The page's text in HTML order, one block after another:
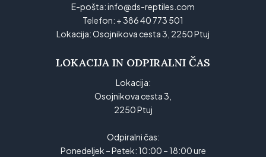
E-pošta:info@ds-reptiles.com
Telefon: + 386 40 773 501
Lokacija:Osojnikova cesta 3, 2250 Ptuj
LOKACIJA IN ODPIRALNI ČAS
Lokacija:
Osojnikova cesta 3,
2250 Ptuj
Odpiralni čas:
Ponedeljek – Petek: 10:00 – 18:00 ure